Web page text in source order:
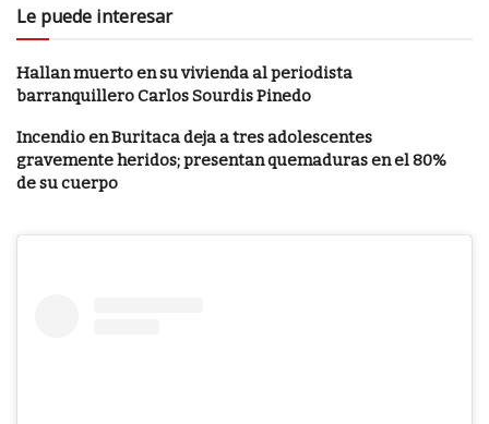
Le puede interesar
Hallan muerto en su vivienda al periodista
barranquillero Carlos Sourdis Pinedo
Incendio en Buritaca deja a tres adolescentes
gravemente heridos; presentan quemaduras en el 80%
de su cuerpo